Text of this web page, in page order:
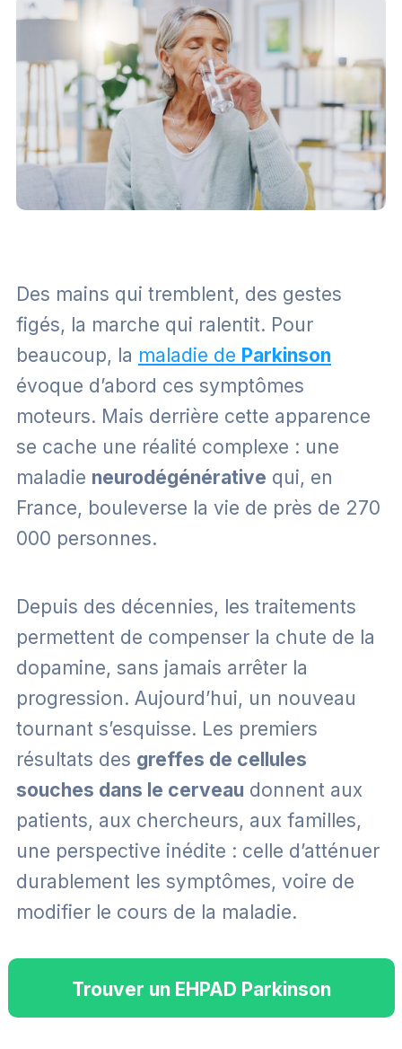
Des mains qui tremblent, des gestes
figés, la marche qui ralentit. Pour
beaucoup, la maladie de Parkinson
évoque d’abord ces symptômes
moteurs. Mais derrière cette apparence
se cache une réalité complexe : une
maladie neurodégénérative qui, en
France, bouleverse la vie de près de 270
000 personnes.
Depuis des décennies, les traitements
permettent de compenser la chute de la
dopamine, sans jamais arrêter la
progression. Aujourd’hui, un nouveau
tournant s’esquisse. Les premiers
résultats des greffes de cellules
souches dans le cerveau donnent aux
patients, aux chercheurs, aux familles,
une perspective inédite : celle d’atténuer
durablement les symptômes, voire de
modifier le cours de la maladie.
Trouver un EHPAD Parkinson